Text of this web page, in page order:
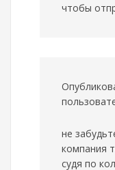
чтобы
не
компания
судя по